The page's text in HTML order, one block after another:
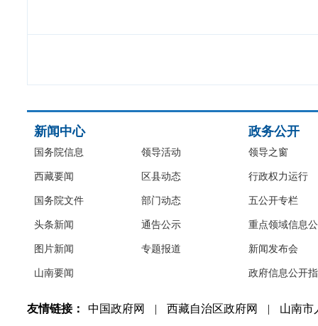
新闻中心
国务院信息
西藏要闻
国务院文件
头条新闻
图片新闻
山南要闻
领导活动
区县动态
部门动态
通告公示
专题报道
政务公开
领导之窗
行政权力运行
五公开专栏
重点领域信息
新闻发布会
政府信息公开
友情链接： 中国政府网 | 西藏自治区政府网 | 山南市